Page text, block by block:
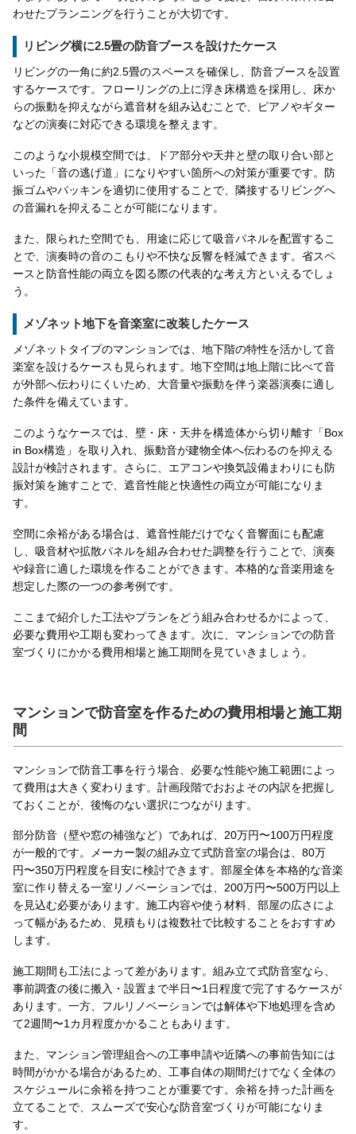
わせたプランニングを行うことが大切です。
リビング横に2.5畳の防音ブースを設けたケース
リビングの一角に約2.5畳のスペースを確保し、防音ブースを設置
するケースです。フローリングの上に浮き床構造を採用し、床か
らの振動を抑えながら遮音材を組み込むことで、ピアノやギター
などの演奏に対応できる環境を整えます。
このような小規模空間では、ドア部分や天井と壁の取り合い部と
いった「音の逃げ道」になりやすい箇所への対策が重要です。防
振ゴムやパッキンを適切に使用することで、隣接するリビングへ
の音漏れを抑えることが可能になります。
また、限られた空間でも、用途に応じて吸音パネルを配置するこ
とで、演奏時の音のこもりや不快な反響を軽減できます。省スペ
ースと防音性能の両立を図る際の代表的な考え方といえるでしょ
う。
メゾネット地下を音楽室に改装したケース
メゾネットタイプのマンションでは、地下階の特性を活かして音
楽室を設けるケースも見られます。地下空間は地上階に比べて音
が外部へ伝わりにくいため、大音量や振動を伴う楽器演奏に適し
た条件を備えています。
このようなケースでは、壁・床・天井を構造体から切り離す「Box
in Box構造」を取り入れ、振動音が建物全体へ伝わるのを抑える
設計が検討されます。さらに、エアコンや換気設備まわりにも防
振対策を施すことで、遮音性能と快適性の両立が可能になりま
す。
空間に余裕がある場合は、遮音性能だけでなく音響面にも配慮
し、吸音材や拡散パネルを組み合わせた調整を行うことで、演奏
や録音に適した環境を作ることができます。本格的な音楽用途を
想定した際の一つの参考例です。
ここまで紹介した工法やプランをどう組み合わせるかによって、
必要な費用や工期も変わってきます。次に、マンションでの防音
室づくりにかかる費用相場と施工期間を見ていきましょう。
マンションで防音室を作るための費用相場と施工期
間
マンションで防音工事を行う場合、必要な性能や施工範囲によっ
て費用は大きく変わります。計画段階でおおよその内訳を把握し
ておくことが、後悔のない選択につながります。
部分防音（壁や窓の補強など）であれば、20万円〜100万円程度
が一般的です。メーカー製の組み立て式防音室の場合は、80万
円〜350万円程度を目安に検討できます。部屋全体を本格的な音楽
室に作り替える一室リノベーションでは、200万円〜500万円以上
を見込む必要があります。施工内容や使う材料、部屋の広さによ
って幅があるため、見積もりは複数社で比較することをおすすめ
します。
施工期間も工法によって差があります。組み立て式防音室なら、
事前調査の後に搬入・設置まで半日〜1日程度で完了するケースが
あります。一方、フルリノベーションでは解体や下地処理を含め
て2週間〜1カ月程度かかることもあります。
また、マンション管理組合への工事申請や近隣への事前告知には
時間がかかる場合があるため、工事自体の期間だけでなく全体の
スケジュールに余裕を持つことが重要です。余裕を持った計画を
立てることで、スムーズで安心な防音室づくりが可能になりま
す。